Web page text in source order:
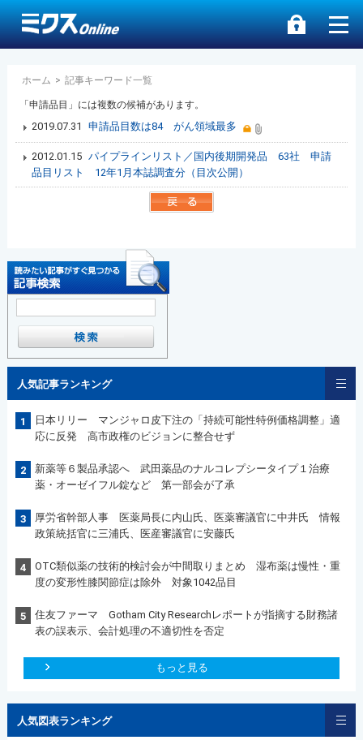
ホーム > 記事キーワード一覧
「申請品目」には複数の候補があります。
2019.07.31 申請品目数は84 がん領域最多
2012.01.15 パイプラインリスト／国内後期開発品 63社 申請
品目リスト 12年1月本誌調査分（目次公開）
人気記事ランキング
1
日本リリー マンジャロ皮下注の「持続可能性特例価格調整」適
応に反発 高市政権のビジョンに整合せず
2
新薬等６製品承認へ 武田薬品のナルコレプシータイプ１治療
薬・オーゼイフル錠など 第一部会が了承
3
厚労省幹部人事 医薬局長に内山氏、医薬審議官に中井氏 情報
政策統括官に三浦氏、医産審議官に安藤氏
4
OTC類似薬の技術的検討会が中間取りまとめ 湿布薬は慢性・重
度の変形性膝関節症は除外 対象1042品目
5
住友ファーマ Gotham City Researchレポートが指摘する財務諸
表の誤表示、会計処理の不適切性を否定
もっと見る
人気図表ランキング